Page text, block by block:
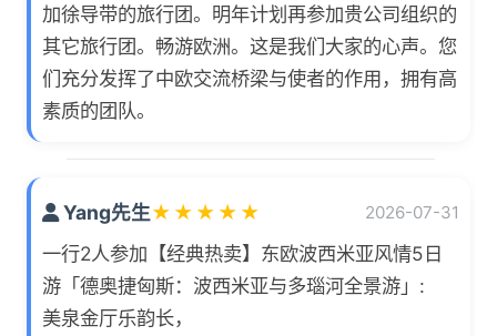
加徐导带的旅行团。明年计划再参加贵公司组织的
其它旅行团。畅游欧洲。这是我们大家的心声。您
们充分发挥了中欧交流桥梁与使者的作用，拥有高
素质的团队。
Yang先生★ ★ ★ ★ ★ 2026-07-31
一行2人参加【经典热卖】东欧波西米亚风情5日
游「德奥捷匈斯：波西米亚与多瑙河全景游」:
美泉金厅乐韵长，